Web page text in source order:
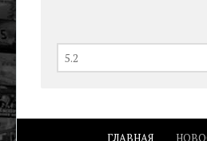
ГЛАВНАЯ